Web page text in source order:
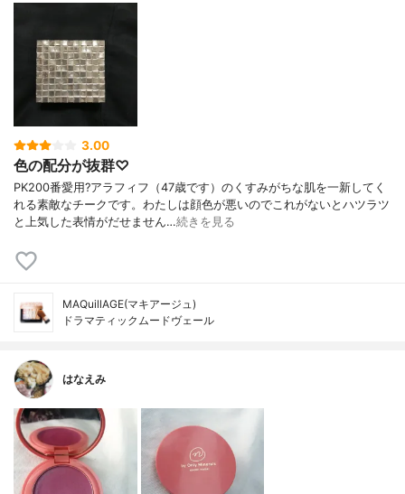
3.00
色の配分が抜群♡
PK200番愛用?アラフィフ（47歳です）のくすみがちな肌を一新してく
れる素敵なチークです。わたしは顔色が悪いのでこれがないとハツラツ
と上気した表情がだせません…続きを見る
MAQuillAGE(マキアージュ)
ドラマティックムードヴェール
はなえみ